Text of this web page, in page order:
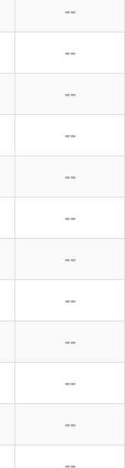
--
--
--
--
--
--
--
--
--
--
--